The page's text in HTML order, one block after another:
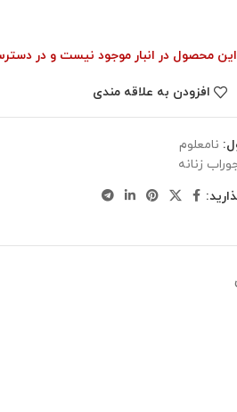
محصول در انبار موجود نیست و در
افزودن به علاقه مندی
نامعلوم
زنانه